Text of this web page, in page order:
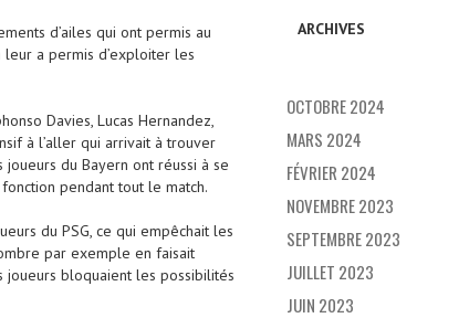
d’ailes qui ont permis au
a permis d’exploiter les
Davies, Lucas Hernandez,
à l’aller qui arrivait à trouver
du Bayern ont réussi à se
pendant tout le match.
du PSG, ce qui empêchait les
par exemple en faisait
bloquaient les possibilités
ARCHIVES
OCTOBRE 2024
MARS 2024
FÉVRIER 2024
NOVEMBRE 2023
SEPTEMBRE 2023
JUILLET 2023
JUIN 2023